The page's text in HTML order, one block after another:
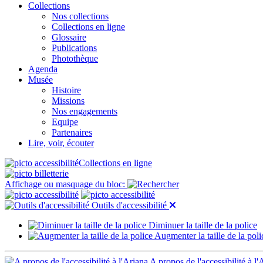
Collections
Nos collections
Collections en ligne
Glossaire
Publications
Photothèque
Agenda
Musée
Histoire
Missions
Nos engagements
Equipe
Partenaires
Lire, voir, écouter
Collections en ligne
Affichage ou masquage du bloc:
Outils d'accessibilité
Diminuer la taille de la police
Augmenter la taille de la